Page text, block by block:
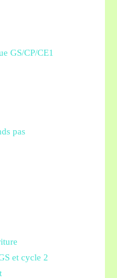
GS/CP/CE1
pas
et cycle 2